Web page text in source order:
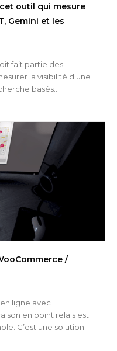
outil qui mesure
Gemini et les
fait partie des
la visibilité d'une
basés...
/
ligne avec
en point relais est
C’est une solution